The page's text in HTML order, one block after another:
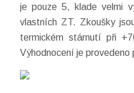
je pouze 5, klade velmi
vlastních ZT. Zkoušky
termickém stárnutí při
Výhodnocení je provedeno